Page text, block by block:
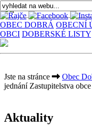
OBEC DOBRÁ OBECNÍ
OBCI DOBERSKÉ LISTY
Jste na stránce Obec
jednání Zastupitelstva
Aktuality